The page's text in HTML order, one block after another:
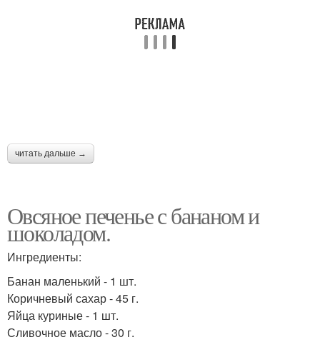
читать дальше →
Овсяное печенье с бананом и
шоколадом.
Ингредиенты:
Банан маленький - 1 шт.
Коричневый сахар - 45 г.
Яйца куриные - 1 шт.
Сливочное масло - 30 г.